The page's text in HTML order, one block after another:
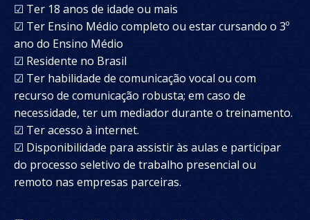
☑ Ter 18 anos de idade ou mais
☑ Ter Ensino Médio completo ou estar cursando o 3º
ano do Ensino Médio
☑ Residente no Brasil
☑ Ter habilidade de comunicação vocal ou com
recurso de comunicação robusta; em caso de
necessidade, ter um mediador durante o treinamento.
☑ Ter acesso à internet.
☑ Disponibilidade para assistir às aulas e participar
do processo seletivo de trabalho presencial ou
remoto nas empresas parceiras.